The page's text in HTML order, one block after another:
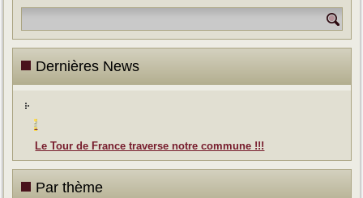
Dernières News
Le Tour de France traverse notre commune !!!
Par thème